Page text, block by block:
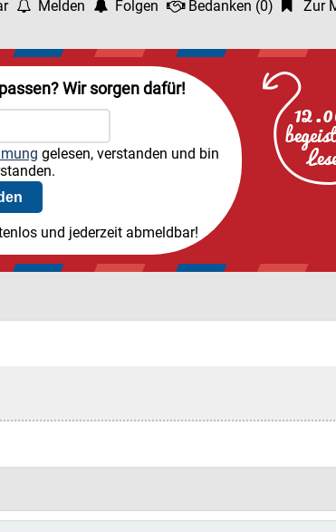
Melden Folgen Bedanken (0) Zur
Wir sorgen dafür!
gelesen, verstanden und bin
und jederzeit abmeldbar!